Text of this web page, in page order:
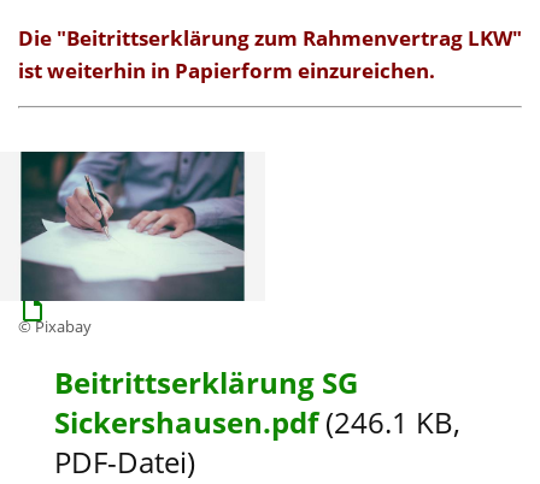
Die "Beitrittserklärung zum Rahmenvertrag LKW"
ist weiterhin in Papierform einzureichen.
© Pixabay
Beitrittserklärung SG
Sickershausen.pdf (246.1 KB,
PDF-Datei)